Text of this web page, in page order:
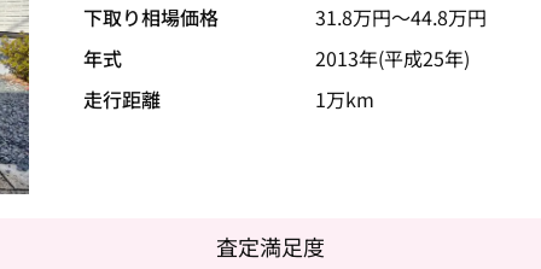
下取り相場価格 31.8万円〜44.8万円
年式
2013年(平成25年)
走行距離
1万km
査定満足度